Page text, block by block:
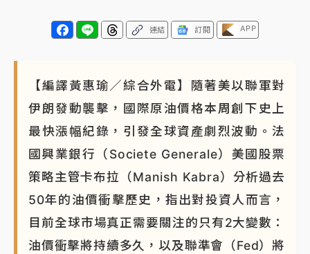
連結 訂閱 APP
【編譯黃惠瑜／綜合外電】隨著美以聯軍對
伊朗發動襲擊，國際原油價格本周創下史上
最快漲幅紀錄，引發全球資產劇烈波動。法
國興業銀行（Societe Generale）美國股票
策略主管卡布拉（Manish Kabra）分析過去
50年的油價衝擊歷史，指出對投資人而言，
目前全球市場真正需要關注的只有2大變數：
油價衝擊將持續多久，以及聯準會（Fed）將